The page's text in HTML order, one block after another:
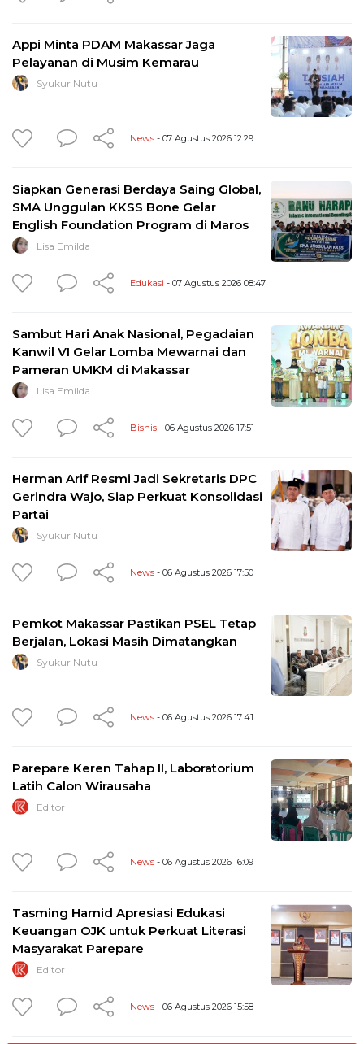
Appi Minta PDAM Makassar Jaga
Pelayanan di Musim Kemarau
Syukur Nutu
News - 07 Agustus 2026 12:29
Siapkan Generasi Berdaya Saing Global,
SMA Unggulan KKSS Bone Gelar
English Foundation Program di Maros
Lisa Emilda
Edukasi - 07 Agustus 2026 08:47
Sambut Hari Anak Nasional, Pegadaian
Kanwil VI Gelar Lomba Mewarnai dan
Pameran UMKM di Makassar
Lisa Emilda
Bisnis - 06 Agustus 2026 17:51
Herman Arif Resmi Jadi Sekretaris DPC
Gerindra Wajo, Siap Perkuat Konsolidasi
Partai
Syukur Nutu
News - 06 Agustus 2026 17:50
Pemkot Makassar Pastikan PSEL Tetap
Berjalan, Lokasi Masih Dimatangkan
Syukur Nutu
News - 06 Agustus 2026 17:41
Parepare Keren Tahap II, Laboratorium
Latih Calon Wirausaha
Editor
News - 06 Agustus 2026 16:09
Tasming Hamid Apresiasi Edukasi
Keuangan OJK untuk Perkuat Literasi
Masyarakat Parepare
Editor
News - 06 Agustus 2026 15:58